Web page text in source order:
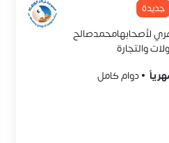
جديدة
لأصحابهامحمدصالح
والتجارة
دوام كامل